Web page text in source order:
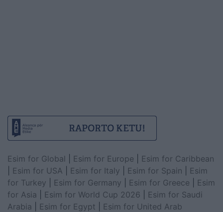
Esim for Global Esim for Europe
Esim for Caribbean
Esim for USA Esim for Italy Esim for Spain
Esim
for Turkey
Esim for Germany Esim for Greece
Esim
for Asia
Esim for World Cup 2026
Esim for Saudi
Arabia
Esim for Egypt
Esim for United Arab